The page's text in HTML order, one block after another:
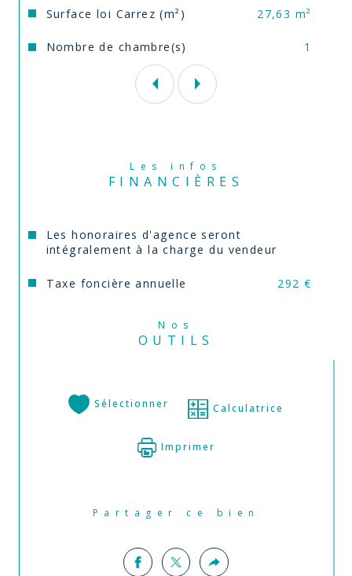
Surface loi Carrez (m²) 27,63 m²
Nombre de chambre(s) 1
Les infos
FINANCIÈRES
Les honoraires d'agence seront
intégralement à la charge du vendeur
Taxe foncière annuelle 292 €
Nos
OUTILS
Sélectionner Calculatrice
Imprimer
Partager ce bien